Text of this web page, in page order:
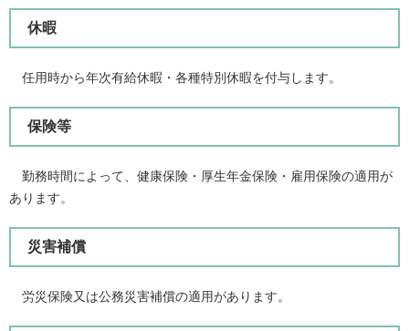
休暇
任用時から年次有給休暇・各種特別休暇を付与します。
保険等
勤務時間によって、健康保険・厚生年金保険・雇用保険の適用が
あります。
災害補償
労災保険又は公務災害補償の適用があります。